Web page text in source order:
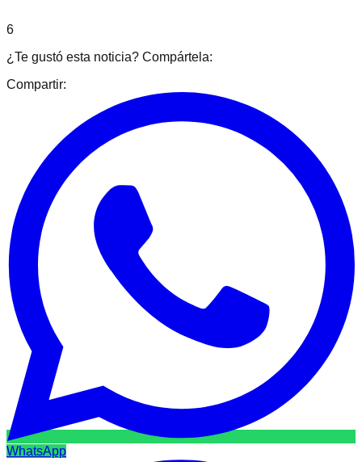
6
¿Te gustó esta noticia? Compártela:
Compartir:
WhatsApp